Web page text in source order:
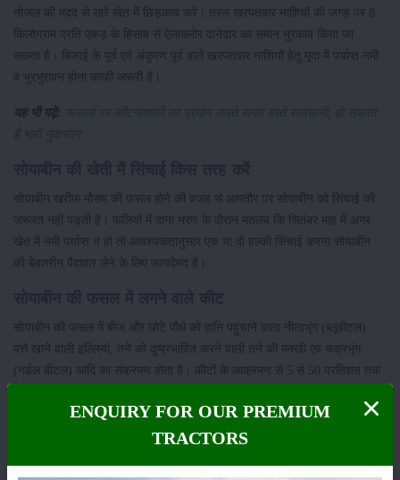
नोजल की मदद से सारे खेत में छिड़काव करें। तरल खरपतवार नाशियों की जगह पर 8
किलोग्राम प्रति एकड़ के हिसाब से ऐलाक्लोर दानेदार का समान भुरकाव किया जा
सकता है। बिजाई के पूर्व एवं अंकुरण पूर्व वाले खरपतवार नाशियों हेतु मृदा में पर्याप्त नमी
व भुरभुरापन होना काफी जरूरी है।
यह भी पढ़ें: फसलों पर कीटनाशकों का प्रयोग करते समय बरतें सावधानी, हो सकता
है भारी नुकसान
सोयाबीन खरीफ मौसम की फसल होने की वजह से आमतौर पर सोयाबीन को सिंचाई की
जरूरत नहीं पड़ती है। फलियों में दाना भरण के दौरान मतलब कि सितंबर माह में अगर
खेत में नमी पर्याप्त न हो तो आवश्यकतानुसार एक या दो हल्की सिंचाई करना सोयाबीन
की बेहतरीन पैदावार लेने के लिए फायदेमंद है।
सोयाबीन की फसल में बीज और छोटे पौधे को हानि पहुंचाने वाला नीलाभृंग (ब्लूबीटल)
पत्ते खाने वाली इल्लियां, तने को दुष्प्रभावित करने वाली तने की मक्खी एवं चक्रभृंग
(गर्डल बीटल) आदि का संक्रमण होता है। कीटों के आक्रमण से 5 से 50 प्रतिशत तक
ENQUIRY FOR OUR PREMIUM
TRACTORS